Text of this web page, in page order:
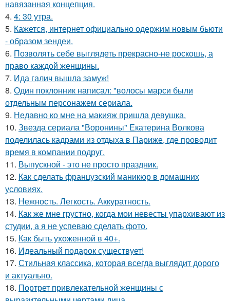
навязанная концепция.
4. 4: 30 утра.
5. Кажется, интернет официально одержим новым бьюти
- образом зендеи.
6. Позволять себе выглядеть прекрасно-не роскошь, а
право каждой женщины.
7. Ида галич вышла замуж!
8. Один поклонник написал: "волосы марси были
отдельным персонажем сериала.
9. Недавно ко мне на макияж пришла девушка.
10. Звезда сериала "Воронины" Екатерина Волкова
поделилась кадрами из отдыха в Париже, где проводит
время в компании подруг.
11. Выпускной - это не просто праздник.
12. Как сделать французский маникюр в домашних
условиях.
13. Нежность. Легкость. Аккуратность.
14. Как же мне грустно, когда мои невесты упархивают из
студии, а я не успеваю сделать фото.
15. Как быть ухоженной в 40+.
16. Идеальный подарок существует!
17. Стильная классика, которая всегда выглядит дорого
и актуально.
18. Портрет привлекательной женщины с